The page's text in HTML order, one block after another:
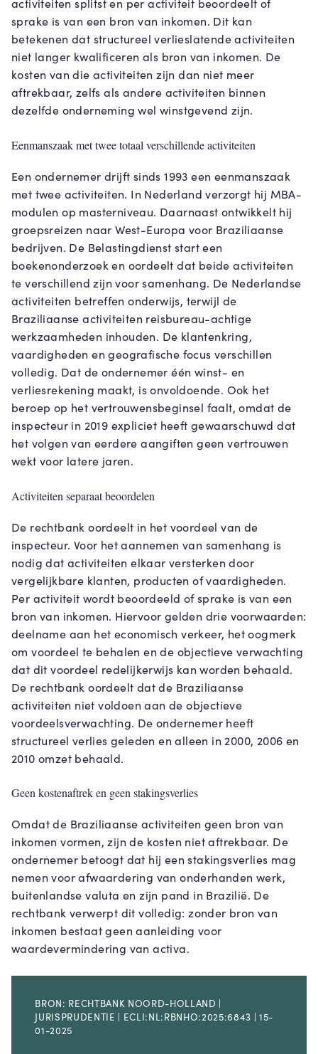
activiteiten splitst en per activiteit beoordeelt of
sprake is van een bron van inkomen. Dit kan
betekenen dat structureel verlieslatende activiteiten
niet langer kwalificeren als bron van inkomen. De
kosten van die activiteiten zijn dan niet meer
aftrekbaar, zelfs als andere activiteiten binnen
dezelfde onderneming wel winstgevend zijn.
Eenmanszaak met twee totaal verschillende activiteiten
Een ondernemer drijft sinds 1993 een eenmanszaak
met twee activiteiten. In Nederland verzorgt hij MBA-
modulen op masterniveau. Daarnaast ontwikkelt hij
groepsreizen naar West-Europa voor Braziliaanse
bedrijven. De Belastingdienst start een
boekenonderzoek en oordeelt dat beide activiteiten
te verschillend zijn voor samenhang. De Nederlandse
activiteiten betreffen onderwijs, terwijl de
Braziliaanse activiteiten reisbureau-achtige
werkzaamheden inhouden. De klantenkring,
vaardigheden en geografische focus verschillen
volledig. Dat de ondernemer één winst- en
verliesrekening maakt, is onvoldoende. Ook het
beroep op het vertrouwensbeginsel faalt, omdat de
inspecteur in 2019 expliciet heeft gewaarschuwd dat
het volgen van eerdere aangiften geen vertrouwen
wekt voor latere jaren.
Activiteiten separaat beoordelen
De rechtbank oordeelt in het voordeel van de
inspecteur. Voor het aannemen van samenhang is
nodig dat activiteiten elkaar versterken door
vergelijkbare klanten, producten of vaardigheden.
Per activiteit wordt beoordeeld of sprake is van een
bron van inkomen. Hiervoor gelden drie voorwaarden:
deelname aan het economisch verkeer, het oogmerk
om voordeel te behalen en de objectieve verwachting
dat dit voordeel redelijkerwijs kan worden behaald.
De rechtbank oordeelt dat de Braziliaanse
activiteiten niet voldoen aan de objectieve
voordeelsverwachting. De ondernemer heeft
structureel verlies geleden en alleen in 2000, 2006 en
2010 omzet behaald.
Geen kostenaftrek en geen stakingsverlies
Omdat de Braziliaanse activiteiten geen bron van
inkomen vormen, zijn de kosten niet aftrekbaar. De
ondernemer betoogt dat hij een stakingsverlies mag
nemen voor afwaardering van onderhanden werk,
buitenlandse valuta en zijn pand in Brazilië. De
rechtbank verwerpt dit volledig: zonder bron van
inkomen bestaat geen aanleiding voor
waardevermindering van activa.
BRON: RECHTBANK NOORD-HOLLAND |
JURISPRUDENTIE | ECLI:NL:RBNHO:2025:6843 | 15-
01-2025